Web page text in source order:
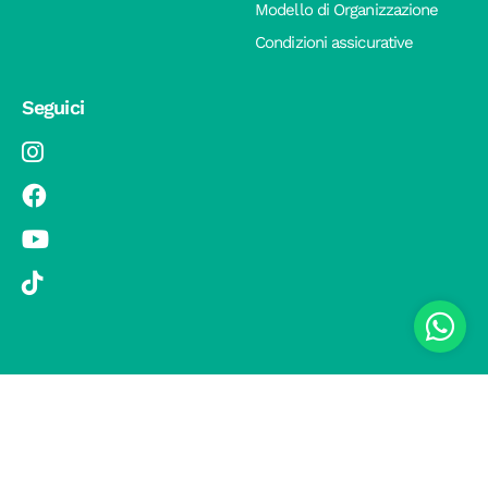
Modello di Organizzazione
Condizioni assicurative
Seguici